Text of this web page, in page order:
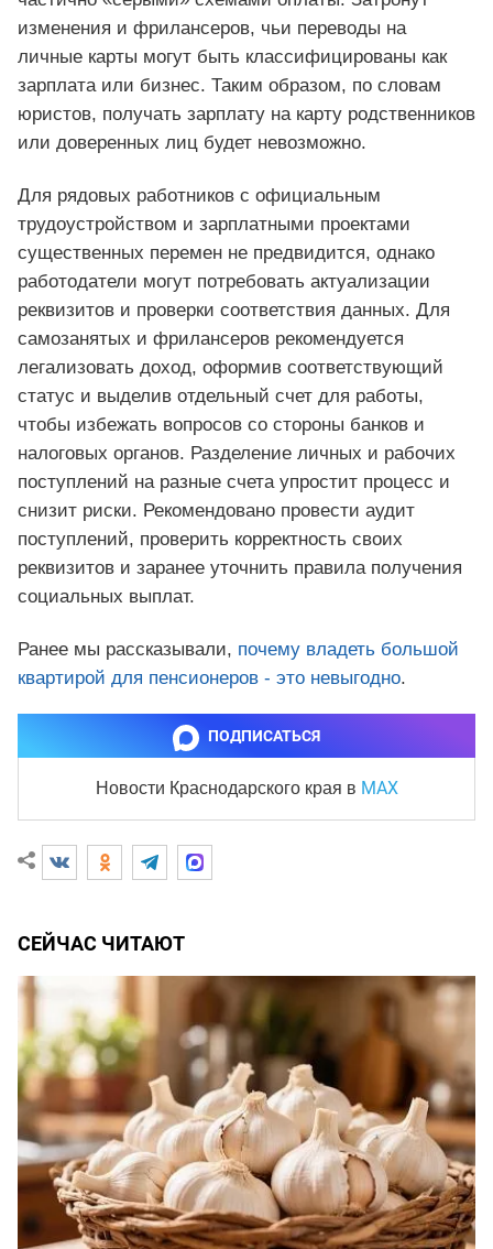
изменения и фрилансеров, чьи переводы на
личные карты могут быть классифицированы как
зарплата или бизнес. Таким образом, по словам
юристов, получать зарплату на карту родственников
или доверенных лиц будет невозможно.
Для рядовых работников с официальным
трудоустройством и зарплатными проектами
существенных перемен не предвидится, однако
работодатели могут потребовать актуализации
реквизитов и проверки соответствия данных. Для
самозанятых и фрилансеров рекомендуется
легализовать доход, оформив соответствующий
статус и выделив отдельный счет для работы,
чтобы избежать вопросов со стороны банков и
налоговых органов. Разделение личных и рабочих
поступлений на разные счета упростит процесс и
снизит риски. Рекомендовано провести аудит
поступлений, проверить корректность своих
реквизитов и заранее уточнить правила получения
социальных выплат.
Ранее мы рассказывали, почему владеть большой
квартирой для пенсионеров - это невыгодно.
ПОДПИСАТЬСЯ
Новости Краснодарского края в MAX
СЕЙЧАС ЧИТАЮТ